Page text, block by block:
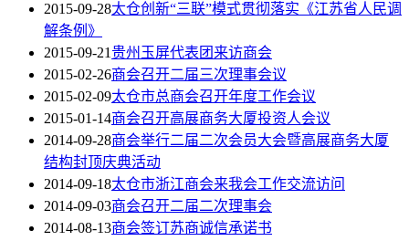
2015-09-28太仓创新“三联”模式贯彻落实《江苏省人民调
解条例》
2015-09-21贵州玉屏代表团来访商会
2015-02-26商会召开二届三次理事会议
2015-02-09太仓市总商会召开年度工作会议
2015-01-14商会召开高展商务大厦投资人会议
2014-09-28商会举行二届二次会员大会暨高展商务大厦
结构封顶庆典活动
2014-09-18太仓市浙江商会来我会工作交流访问
2014-09-03商会召开二届二次理事会
2014-08-13商会签订苏商诚信承诺书